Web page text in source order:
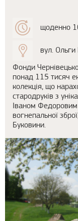
щоденно
вул. Ольги
Фонди
понад 115 тисяч
колекція, що
стародруків з
Іваном
вогнепальної
Буковини.